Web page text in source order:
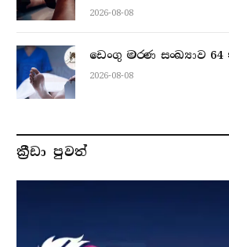
2026-08-08
ඩෙංගු මරණ සංඛ්‍යාව
2026-08-08
ක්‍රීඩා පුවත්